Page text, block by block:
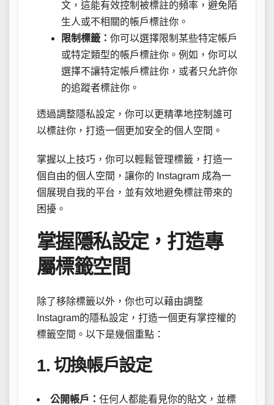
文，這能有效控制被標註的頻率，避免陌
生人或不相關的帳戶標註你。
限制標籤： 你可以選擇限制某些特定帳戶
或特定類型的帳戶標註你。例如，你可以
選擇不讓特定帳戶標註你，或者只允許你
的追蹤者標註你。
透過調整隱私設定，你可以更精準地控制誰可
以標註你，打造一個更加安全的個人空間。
掌握以上技巧，你可以輕鬆管理標籤，打造一
個自由的個人空間，讓你的 Instagram 成為一
個展現自我的平台，並有效地避免標註帶來的
困擾。
掌握隱私設定，打造專
屬標籤空間
除了移除標籤以外，你也可以藉由調整
Instagram的隱私設定，打造一個更有掌控權的
標籤空間。以下是幾個重點：
1. 切換帳戶設定
公開帳戶： 任何人都能看見你的貼文，並標